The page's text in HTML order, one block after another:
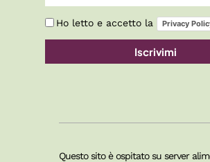
Ho letto e accetto la Privacy
Iscrivimi
Questo sito è ospitato su server